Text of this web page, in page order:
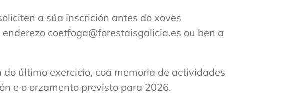
a súa inscrición antes do xoves
coetfoga@forestaisgalicia.es ou ben a
último exercicio, coa memoria de actividades
e o orzamento previsto para 2026.